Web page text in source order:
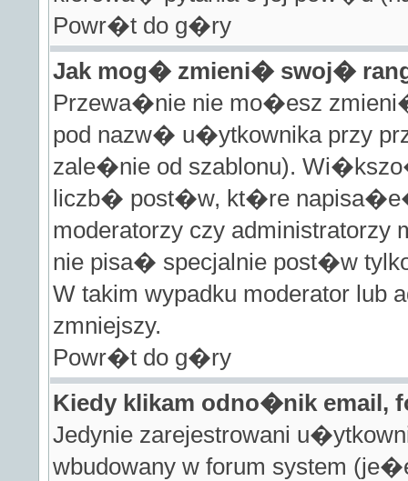
Powr�t do g�ry
Jak mog� zmieni� swoj�
Przewa�nie nie mo�esz
pod nazw� u�ytkownika przy
zale�nie od szablonu).
liczb� post�w, kt�re
moderatorzy czy
nie pisa� specjalnie post�w
W takim wypadku moderator
zmniejszy.
Powr�t do g�ry
Kiedy klikam odno�nik email,
Jedynie zarejestrowani
wbudowany w forum system